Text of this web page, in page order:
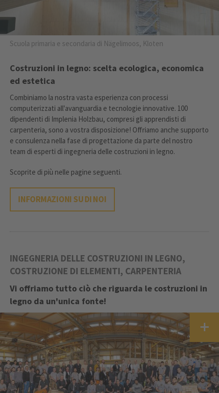
Scuola primaria e secondaria di Nägelimoos, Kloten
Costruzioni in legno: scelta ecologica, economica
ed estetica
Combiniamo la nostra vasta esperienza con processi
computerizzati all'avanguardia e tecnologie innovative. 100
dipendenti di Implenia Holzbau, compresi gli apprendisti di
carpenteria, sono a vostra disposizione! Offriamo anche supporto
e consulenza nella fase di progettazione da parte del nostro
team di esperti di ingegneria delle costruzioni in legno.
Scoprite di più nelle pagine seguenti.
INFORMAZIONI SU DI NOI
INGEGNERIA DELLE COSTRUZIONI IN LEGNO,
COSTRUZIONE DI ELEMENTI, CARPENTERIA
Vi offriamo tutto ciò che riguarda le costruzioni in
legno da un'unica fonte!